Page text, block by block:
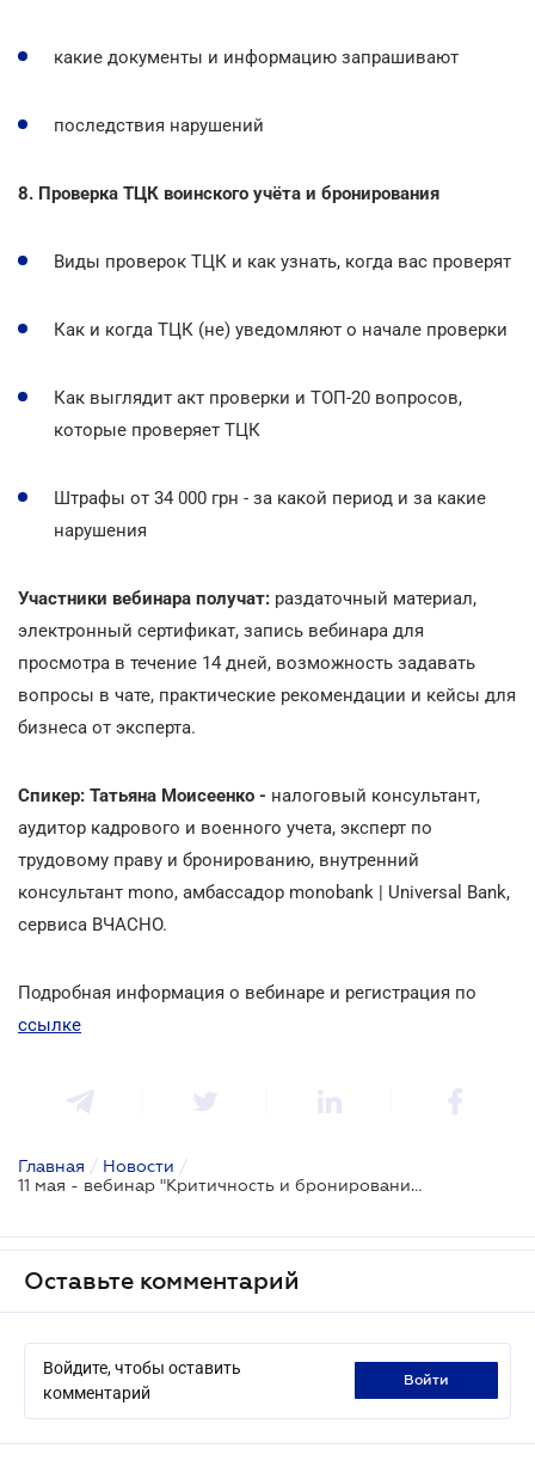
какие документы и информацию запрашивают
последствия нарушений
8. Проверка ТЦК воинского учёта и бронирования
Виды проверок ТЦК и как узнать, когда вас проверят
Как и когда ТЦК (не) уведомляют о начале проверки
Как выглядит акт проверки и ТОП-20 вопросов,
которые проверяет ТЦК
Штрафы от 34 000 грн - за какой период и за какие
нарушения
Участники вебинара получат: раздаточный материал,
электронный сертификат, запись вебинара для
просмотра в течение 14 дней, возможность задавать
вопросы в чате, практические рекомендации и кейсы для
бизнеса от эксперта.
Спикер: Татьяна Моисеенко - налоговый консультант,
аудитор кадрового и военного учета, эксперт по
трудовому праву и бронированию, внутренний
консультант mono, амбассадор monobank | Universal Bank,
сервиса ВЧАСНО.
Подробная информация о вебинаре и регистрация по
ссылке
Главная / Новости /
11 мая - вебинар "Критичность и бронирование 2026: изменения, лимиты, проверки и риски потери статуса"
Оставьте комментарий
Войдите, чтобы оставить
комментарий
войти